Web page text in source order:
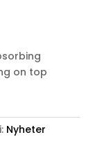
on top
Nyheter